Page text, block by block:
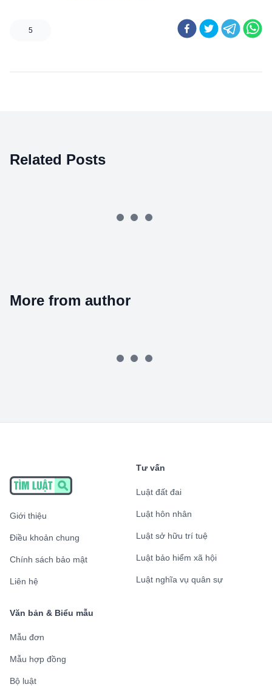
5
Related Posts
More from author
Giới thiệu
Điều khoản chung
Chính sách bảo mật
Liên hệ
Tư vấn
Luật đất đai
Luật hôn nhân
Luật sở hữu trí tuệ
Luật bảo hiểm xã hội
Luật nghĩa vụ quân sự
Văn bản & Biểu mẫu
Mẫu đơn
Mẫu hợp đồng
Bộ luật